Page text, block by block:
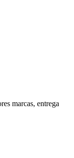
marcas, entrega